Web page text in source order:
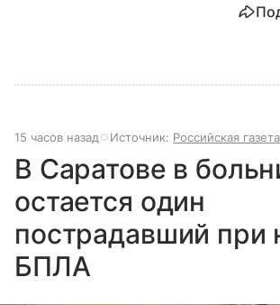
15 часов назад Источник: Российская газета
В Саратове в
остается один
пострадавший при
БПЛА